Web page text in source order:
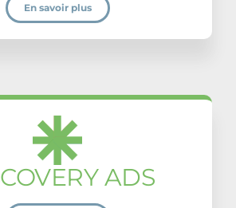
En savoir plus
ADS